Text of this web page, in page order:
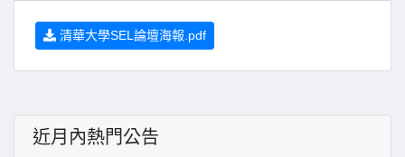
清華大學SEL論壇海報.pdf
近月內熱門公告